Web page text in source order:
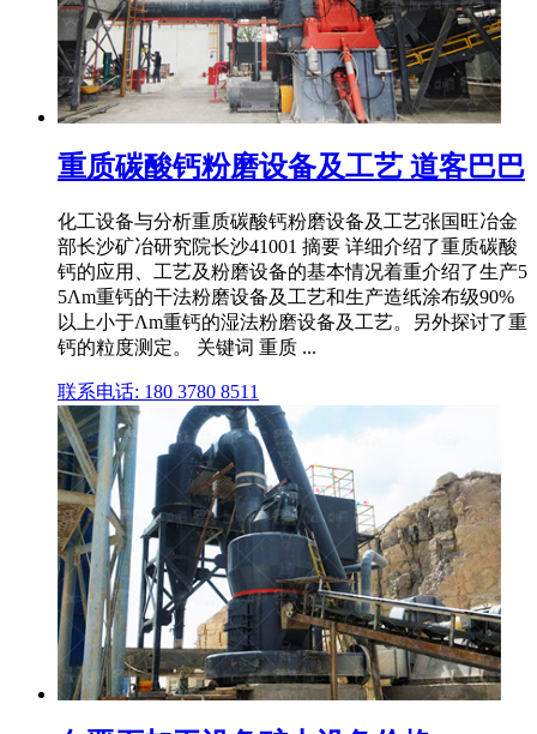
重质碳酸钙粉磨设备及工艺 道客巴巴
化工设备与分析重质碳酸钙粉磨设备及工艺张国旺冶金
部长沙矿冶研究院长沙41001 摘要 详细介绍了重质碳酸
钙的应用、工艺及粉磨设备的基本情况着重介绍了生产5
5Λm重钙的干法粉磨设备及工艺和生产造纸涂布级90%
以上小于Λm重钙的湿法粉磨设备及工艺。另外探讨了重
钙的粒度测定。 关键词 重质 ...
联系电话: 180 3780 8511